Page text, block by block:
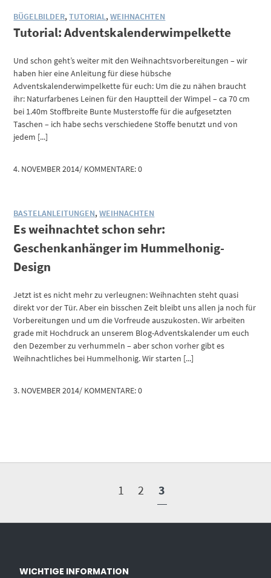
BÜGELBILDER,TUTORIAL,WEIHNACHTEN
Tutorial: Adventskalenderwimpelkette
Und schon geht’s weiter mit den Weihnachtsvorbereitungen – wir
haben hier eine Anleitung für diese hübsche
Adventskalenderwimpelkette für euch: Um die zu nähen braucht
ihr: Naturfarbenes Leinen für den Hauptteil der Wimpel – ca 70 cm
bei 1.40m Stoffbreite Bunte Musterstoffe für die aufgesetzten
Taschen – ich habe sechs verschiedene Stoffe benutzt und von
jedem [...]
4. NOVEMBER 2014/ KOMMENTARE: 0
BASTELANLEITUNGEN,WEIHNACHTEN
Es weihnachtet schon sehr:
Geschenkanhänger im Hummelhonig-
Design
Jetzt ist es nicht mehr zu verleugnen: Weihnachten steht quasi
direkt vor der Tür. Aber ein bisschen Zeit bleibt uns allen ja noch für
Vorbereitungen und um die Vorfreude auszukosten. Wir arbeiten
grade mit Hochdruck an unserem Blog-Adventskalender um euch
den Dezember zu verhummeln – aber schon vorher gibt es
Weihnachtliches bei Hummelhonig. Wir starten [...]
3. NOVEMBER 2014/ KOMMENTARE: 0
1 2 3
WICHTIGE INFORMATION